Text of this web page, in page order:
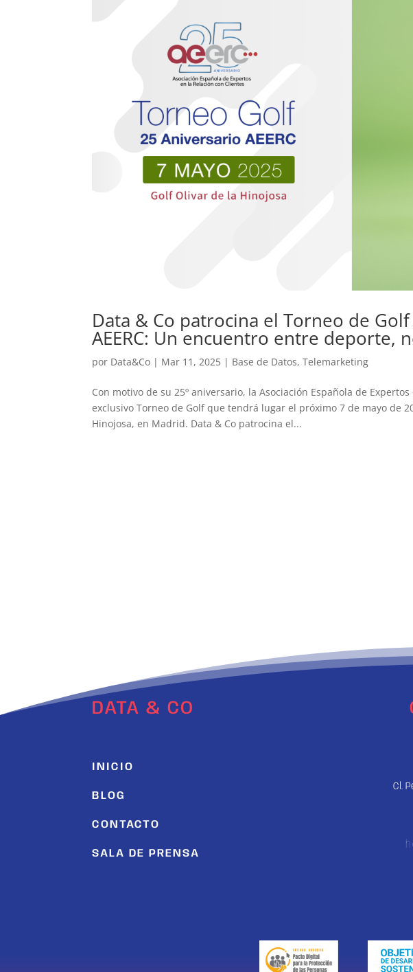
Data & Co patrocina el Torneo de
AEERC: Un encuentro entre deporte,
por Data&Co | Mar 11, 2025 | Base de Datos,Telemarketing
Con motivo de su 25º aniversario, la Asociación Española de
exclusivo Torneo de Golf que tendrá lugar el próximo 7 de mayo de
Hinojosa, en Madrid. Data & Co patrocina el...
DATA & CO
INICIO
BLOG
CONTACTO
SALA DE PRENSA
Cl.